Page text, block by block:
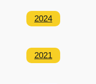
2024
2021